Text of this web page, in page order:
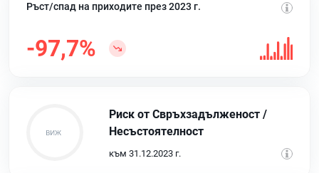
Ръст/спад на приходите през 2023 г.
-97,7%
Риск от Свръхзадълженост /
Несъстоятелност
към 31.12.2023 г.